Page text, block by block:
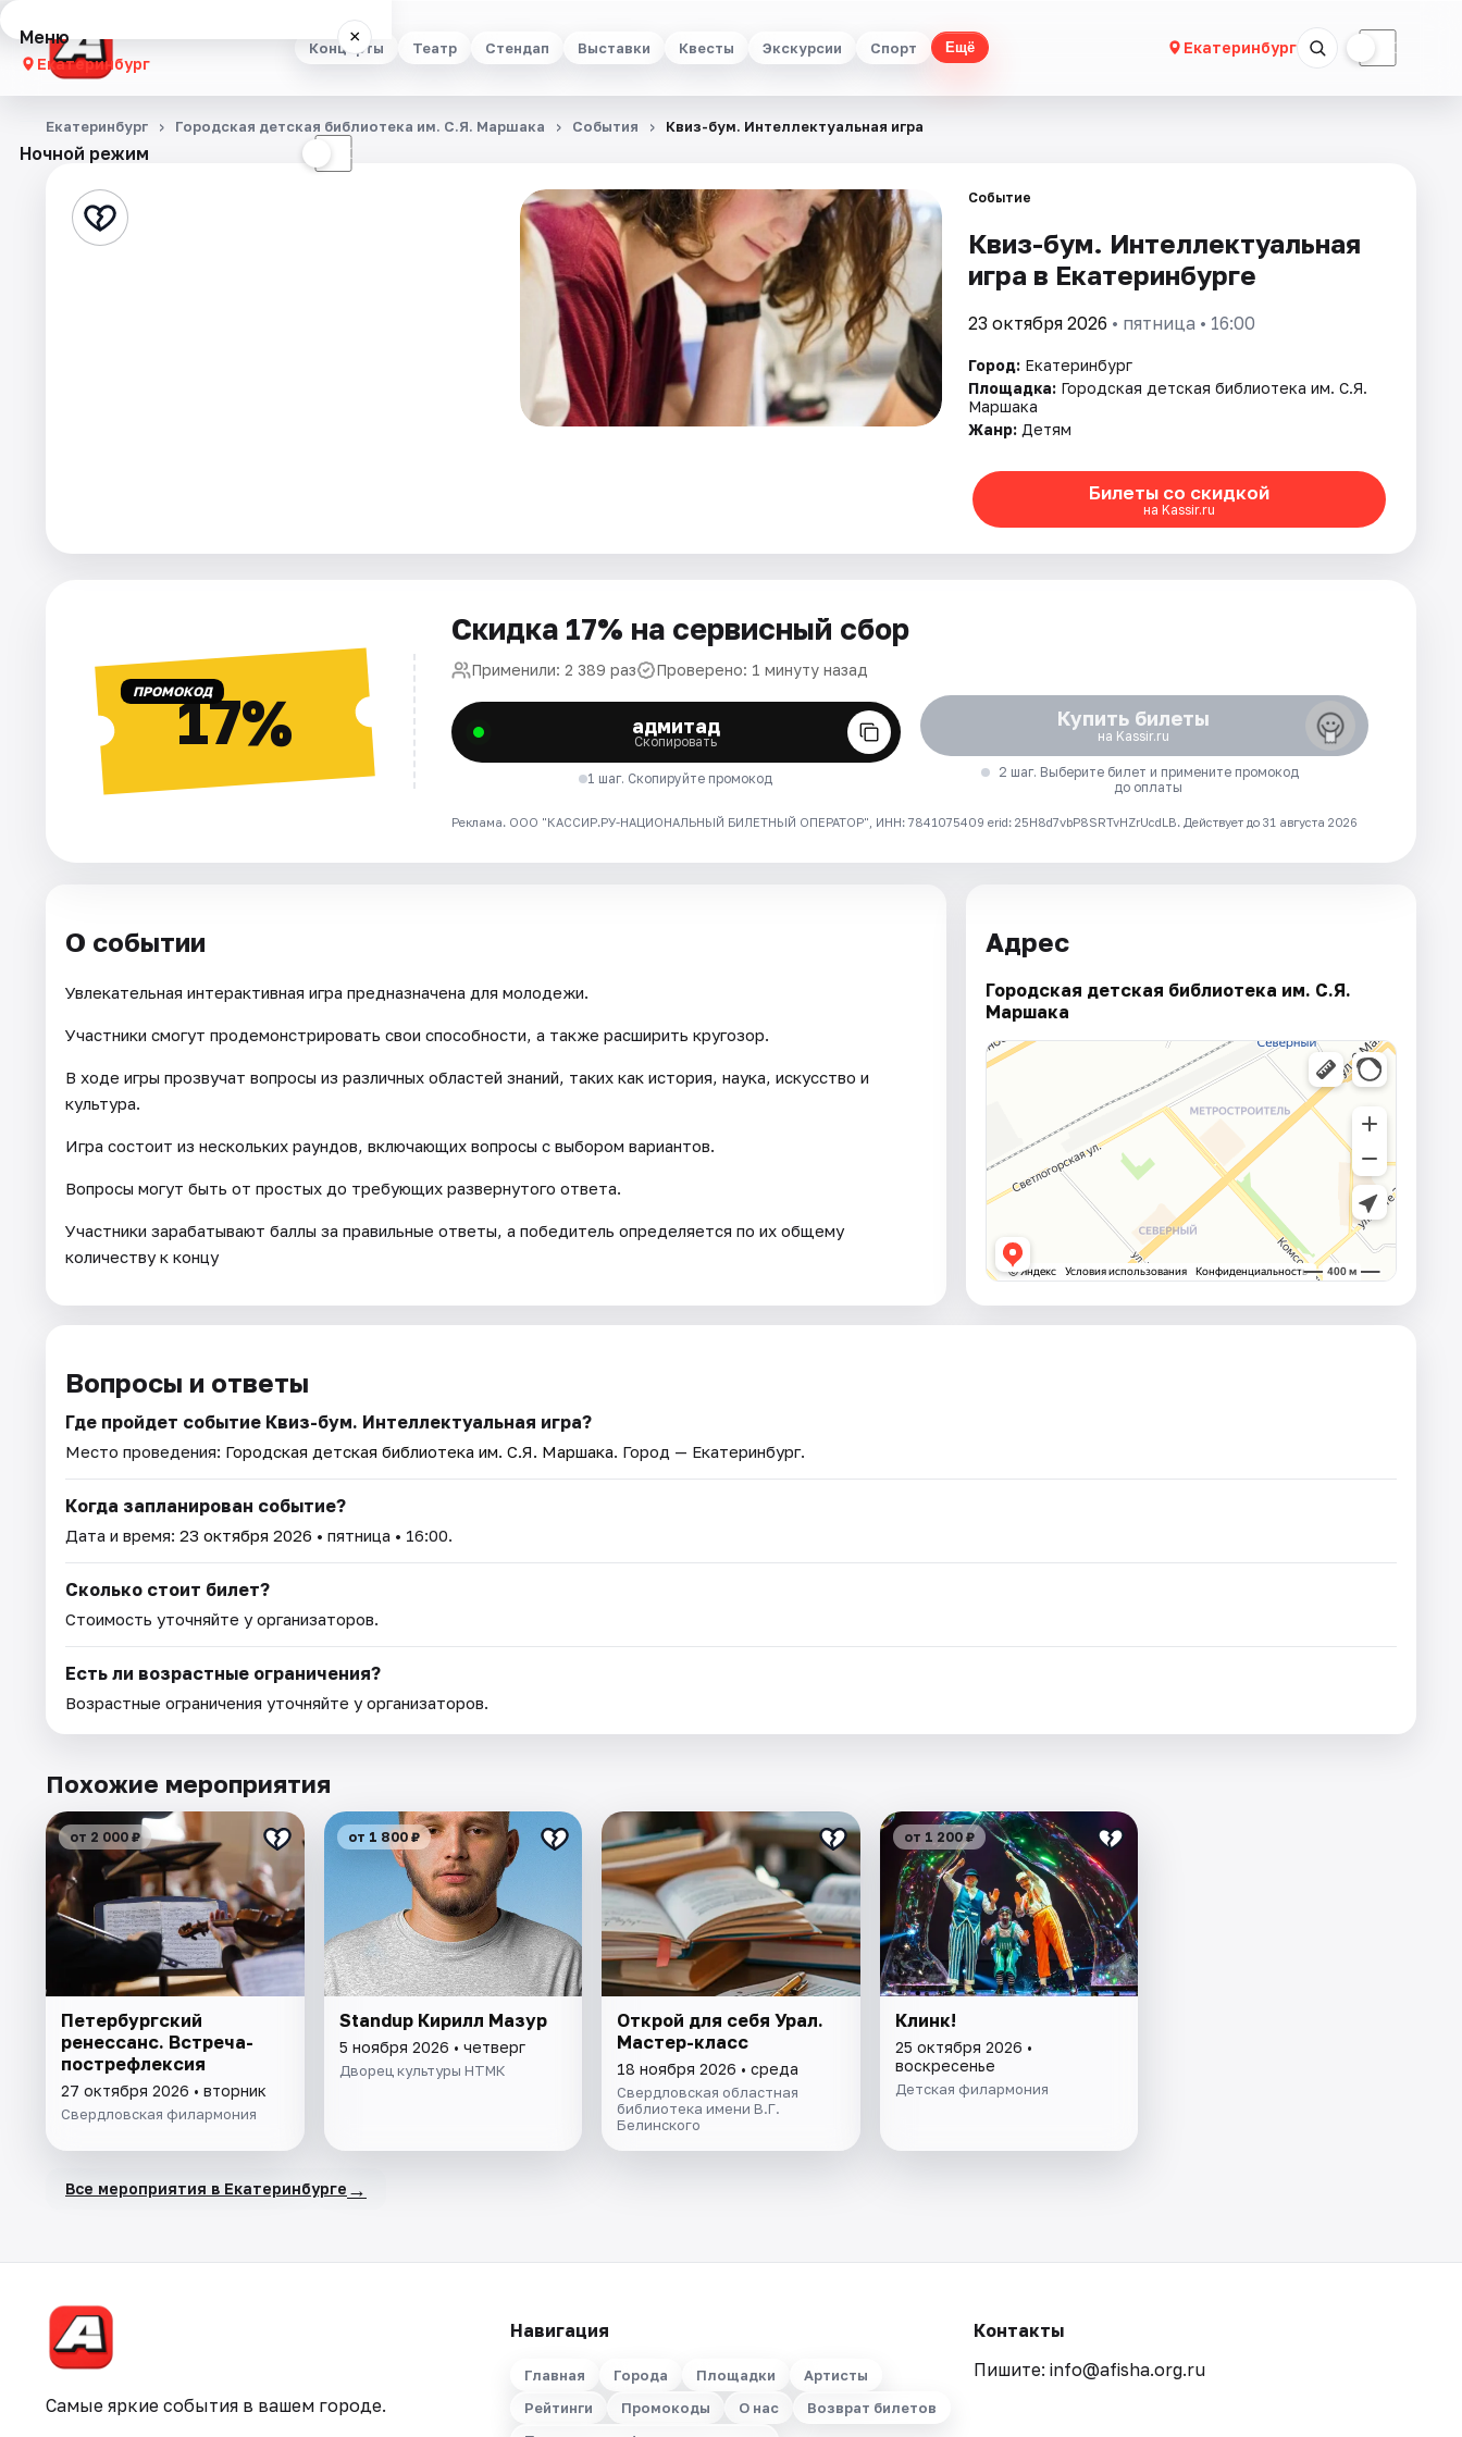
Концерты Театр Стендап Выставки Квесты Экскурсии Спорт Ещё Екатеринбург ☾
Меню ×
Екатеринбург
Концерты
Стендап
Города
Рейтинги
Ночной режим ☾
Екатеринбург Городская детская библиотека им. С.Я. Маршака События Квиз-бум. Интеллектуальная игра
Событие
Квиз-бум. Интеллектуальная
игра в Екатеринбурге
23 октября 2026 • пятница • 16:00
Город: Екатеринбург
Площадка: Городская детская библиотека им. С.Я.
Маршака
Жанр: Детям
Билеты со скидкой
на Kassir.ru
ПРОМОКОД17%
Скидка 17% на сервисный сбор
Применили: 2 389 раз Проверено: 1 минуту назад
адмитад
Скопировать
1 шаг. Скопируйте промокод
Купить билеты
на Kassir.ru
2 шаг. Выберите билет и примените промокод
до оплаты
Реклама. ООО "КАССИР.РУ-НАЦИОНАЛЬНЫЙ БИЛЕТНЫЙ ОПЕРАТОР", ИНН: 7841075409 erid: 25H8d7vbP8SRTvHZrUcdLB. Действует до 31 августа 2026
О событии
Увлекательная интерактивная игра предназначена для молодежи.
Участники смогут продемонстрировать свои способности, а также расширить кругозор.
В ходе игры прозвучат вопросы из различных областей знаний, таких как история, наука, искусство и
культура.
Игра состоит из нескольких раундов, включающих вопросы с выбором вариантов.
Вопросы могут быть от простых до требующих развернутого ответа.
Участники зарабатывают баллы за правильные ответы, а победитель определяется по их общему
количеству к концу
Адрес
Городская детская библиотека им. С.Я.
Маршака
Вопросы и ответы
Где пройдет событие Квиз-бум. Интеллектуальная игра?
Место проведения: Городская детская библиотека им. С.Я. Маршака. Город — Екатеринбург.
Когда запланирован событие?
Дата и время: 23 октября 2026 • пятница • 16:00.
Сколько стоит билет?
Стоимость уточняйте у организаторов.
Есть ли возрастные ограничения?
Возрастные ограничения уточняйте у организаторов.
Похожие мероприятия
от 2 000 ₽
Петербургский
ренессанс. Встреча-
пострефлексия
27 октября 2026 • вторник
Свердловская филармония
от 1 800 ₽
Standup Кирилл Мазур
5 ноября 2026 • четверг
Дворец культуры НТМК
Открой для себя Урал.
Мастер-класс
18 ноября 2026 • среда
Свердловская областная
библиотека имени В.Г.
Белинского
от 1 200 ₽
Клинк!
25 октября 2026 •
воскресенье
Детская филармония
Все мероприятия в Екатеринбурге →
Самые яркие события в вашем городе.
Навигация
Главная Города Площадки
Артисты
Рейтинги
Промокоды О нас
Возврат билетов
Контакты
Пишите: info@afisha.org.ru